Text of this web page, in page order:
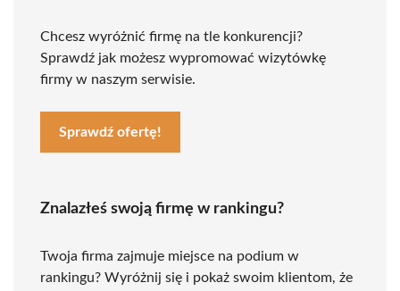
Chcesz wyróżnić firmę na tle konkurencji?
Sprawdź jak możesz wypromować wizytówkę
firmy w naszym serwisie.
Sprawdź ofertę!
Znalazłeś swoją firmę w rankingu?
Twoja firma zajmuje miejsce na podium w
rankingu? Wyróżnij się i pokaż swoim klientom, że